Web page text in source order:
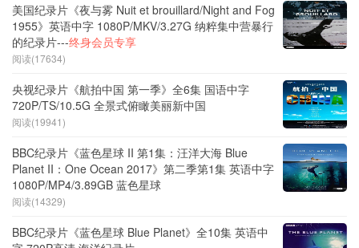
美国纪录片《夜与雾 Nuit et brouillard/Night and Fog
1955》英语中字 1080P/MKV/3.27G 纳粹集中营暴行
的纪录片---终身会员专享
阅读(17634)
央视纪录片《航拍中国 第一季》全6集 国语中字
720P/TS/10.5G 全景式俯瞰美丽新中国
阅读(19941)
BBC纪录片《蓝色星球 II 第1集：汪洋大海 Blue
Planet II：One Ocean 2017》第二季第1集 英语中字
1080P/MP4/3.89GB 蓝色星球
阅读(14329)
BBC纪录片《蓝色星球 Blue Planet》全10集 英语中